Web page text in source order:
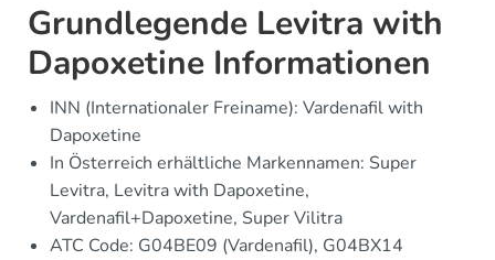
Grundlegende Levitra with
Dapoxetine Informationen
INN (Internationaler Freiname): Vardenafil with
Dapoxetine
In Österreich erhältliche Markennamen: Super
Levitra, Levitra with Dapoxetine,
Vardenafil+Dapoxetine, Super Vilitra
ATC Code: G04BE09 (Vardenafil), G04BX14